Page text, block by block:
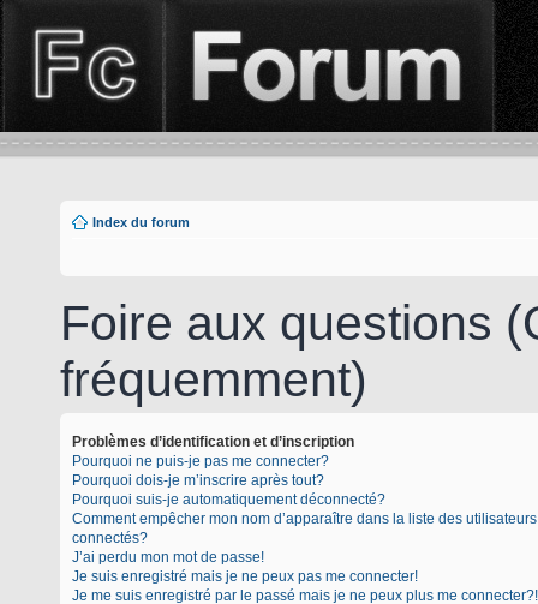
Index du forum
Foire aux questions
fréquemment)
Problèmes d’identification et d’inscription
Pourquoi ne puis-je pas me connecter?
Pourquoi dois-je m’inscrire après tout?
Pourquoi suis-je automatiquement déconnecté?
Comment empêcher mon nom d’apparaître dans la liste des utilisateurs
connectés?
J’ai perdu mon mot de passe!
Je suis enregistré mais je ne peux pas me connecter!
Je me suis enregistré par le passé mais je ne peux plus me connecter?!